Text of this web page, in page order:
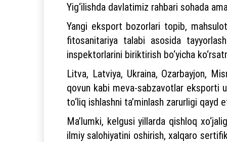
Yig‘ilishda davlatimiz rahbari sohada
Yangi eksport bozorlari topib,
fitosanitariya talabi asosida
inspektorlarini biriktirish bo‘yicha
Litva, Latviya, Ukraina, Ozarbayjon,
qovun kabi meva-sabzavotlar eksporti
to‘liq ishlashni ta’minlash zarurligi qayd
Ma’lumki, kelgusi yillarda qishloq
ilmiy salohiyatini oshirish, xalqaro